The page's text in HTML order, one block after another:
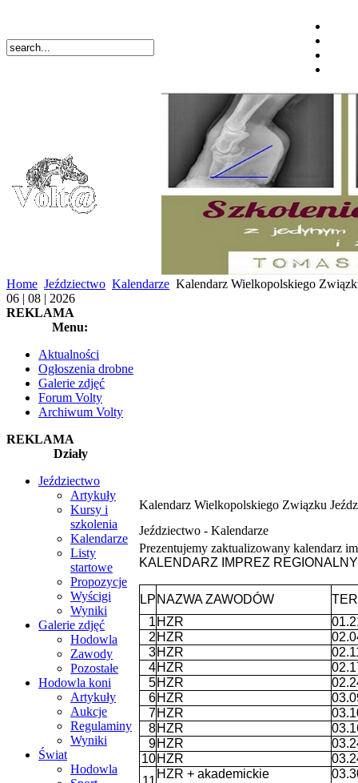
Home Jeździectwo Kalendarze Kalendarz Wielkopolskiego
06 | 08 | 2026
REKLAMA
Menu:
Aktualności
Ogłoszenia drobne
Galerie zdjęć
Forum Volty
Archiwum Volty
REKLAMA
Działy
Jeździectwo
Artykuły
Kursy i
szkolenia
Kalendarze
Listy
startowe
Propozycje
Wyścigi
Wyniki
Galerie zdjęć
Hodowla
Zawody
Pozostałe
Hodowla koni
Artykuły
Aukcje
Regulaminy
Wyniki
Świat
Hodowla
Kalendarz Wielkopolskiego Związku
Jeździectwo - Kalendarze
Prezentujemy zaktualizowany kalendarz
KALENDARZ IMPREZ
LP NAZWA ZAWODÓW
1 HZR
2 HZR
3HZR
4HZR
5HZR
6HZR
7HZR
8HZR
9HZR
10HZR
HZR + akademickie